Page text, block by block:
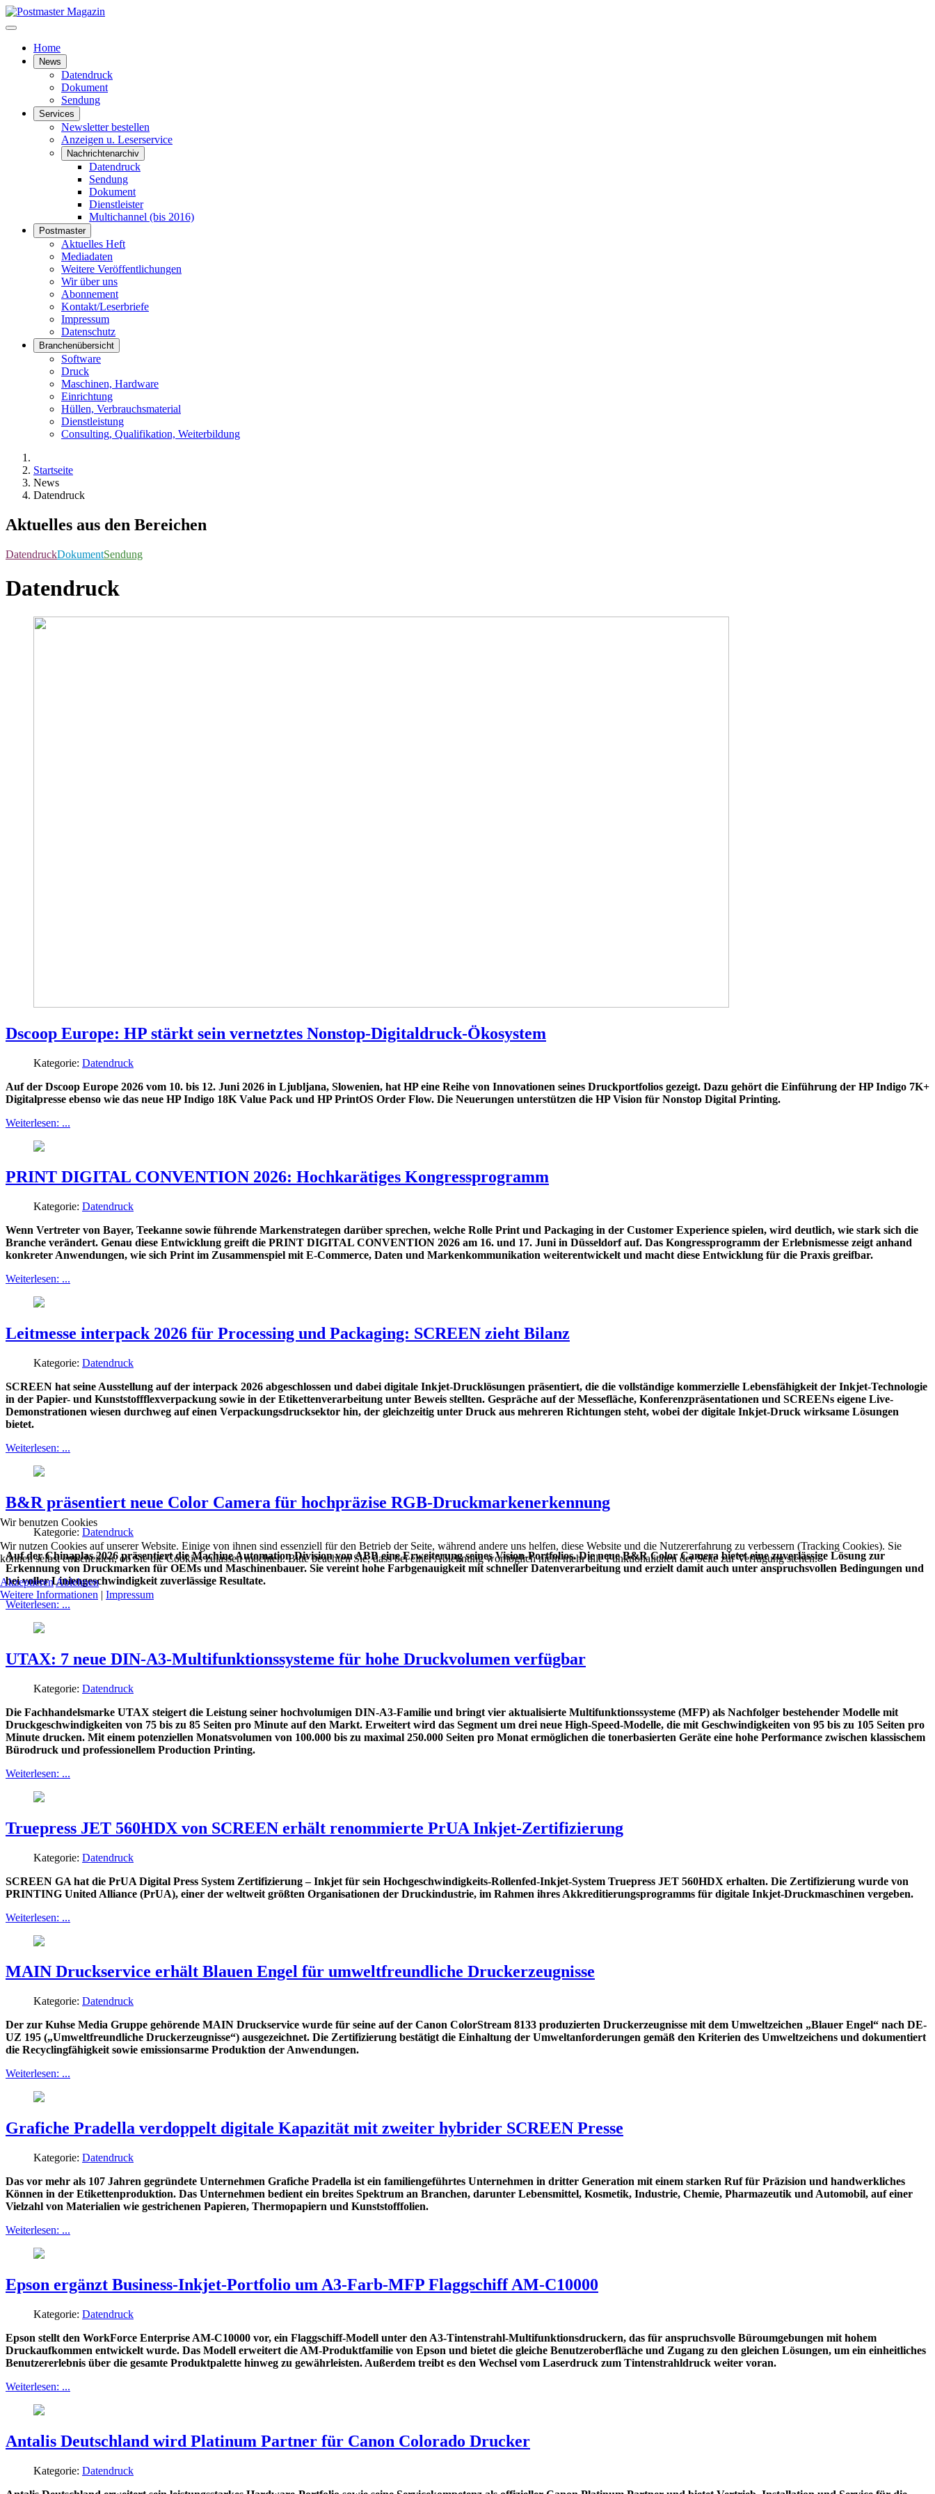
Home
News
Datendruck
Dokument
Sendung
Services
Newsletter bestellen
Anzeigen u. Leserservice
Nachrichtenarchiv
Datendruck
Sendung
Dokument
Dienstleister
Multichannel (bis 2016)
Postmaster
Aktuelles Heft
Mediadaten
Weitere Veröffentlichungen
Wir über uns
Abonnement
Kontakt/Leserbriefe
Impressum
Datenschutz
Branchenübersicht
Software
Druck
Maschinen, Hardware
Einrichtung
Hüllen, Verbrauchsmaterial
Dienstleistung
Consulting, Qualifikation, Weiterbildung
Startseite
News
Datendruck
Aktuelles aus den Bereichen
DatendruckDokumentSendung
Datendruck
Dscoop Europe: HP stärkt sein vernetztes Nonstop-Digitaldruck-Ökosystem
Kategorie: Datendruck
Auf der Dscoop Europe 2026 vom 10. bis 12. Juni 2026 in Ljubljana, Slowenien, hat HP eine Reihe von Innovationen seines Druckportfolios gezeigt. Dazu gehört die Einführung der HP Indigo 7K+
Digitalpresse ebenso wie das neue HP Indigo 18K Value Pack und HP PrintOS Order Flow. Die Neuerungen unterstützen die HP Vision für Nonstop Digital Printing.
Weiterlesen: ...
PRINT DIGITAL CONVENTION 2026: Hochkarätiges Kongressprogramm
Kategorie: Datendruck
Wenn Vertreter von Bayer, Teekanne sowie führende Markenstrategen darüber sprechen, welche Rolle Print und Packaging in der Customer Experience spielen, wird deutlich, wie stark sich die
Branche verändert. Genau diese Entwicklung greift die PRINT DIGITAL CONVENTION 2026 am 16. und 17. Juni in Düsseldorf auf. Das Kongressprogramm der Erlebnismesse zeigt anhand
konkreter Anwendungen, wie sich Print im Zusammenspiel mit E-Commerce, Daten und Markenkommunikation weiterentwickelt und macht diese Entwicklung für die Praxis greifbar.
Weiterlesen: ...
Leitmesse interpack 2026 für Processing und Packaging: SCREEN zieht Bilanz
Kategorie: Datendruck
SCREEN hat seine Ausstellung auf der interpack 2026 abgeschlossen und dabei digitale Inkjet-Drucklösungen präsentiert, die die vollständige kommerzielle Lebensfähigkeit der Inkjet-Technologie
in der Papier- und Kunststoffflexverpackung sowie in der Etikettenverarbeitung unter Beweis stellten. Gespräche auf der Messefläche, Konferenzpräsentationen und SCREENs eigene Live-
Demonstrationen wiesen durchweg auf einen Verpackungsdrucksektor hin, der gleichzeitig unter Druck aus mehreren Richtungen steht, wobei der digitale Inkjet-Druck wirksame Lösungen
bietet.
Weiterlesen: ...
B&R präsentiert neue Color Camera für hochpräzise RGB-Druckmarkenerkennung
Kategorie: Datendruck
Auf der Chinaplas 2026 präsentiert die Machine Automation Division von ABB eine Erweiterung seines Vision-Portfolios. Die neue B&R Color Camera bietet eine zuverlässige Lösung zur
Erkennung von Druckmarken für OEMs und Maschinenbauer. Sie vereint hohe Farbgenauigkeit mit schneller Datenverarbeitung und erzielt damit auch unter anspruchsvollen Bedingungen und
bei voller Liniengeschwindigkeit zuverlässige Resultate.
Weiterlesen: ...
UTAX: 7 neue DIN-A3-Multifunktionssysteme für hohe Druckvolumen verfügbar
Kategorie: Datendruck
Die Fachhandelsmarke UTAX steigert die Leistung seiner hochvolumigen DIN-A3-Familie und bringt vier aktualisierte Multifunktionssysteme (MFP) als Nachfolger bestehender Modelle mit
Druckgeschwindigkeiten von 75 bis zu 85 Seiten pro Minute auf den Markt. Erweitert wird das Segment um drei neue High-Speed-Modelle, die mit Geschwindigkeiten von 95 bis zu 105 Seiten pro
Minute drucken. Mit einem potenziellen Monatsvolumen von 100.000 bis zu maximal 250.000 Seiten pro Monat ermöglichen die tonerbasierten Geräte eine hohe Performance zwischen klassischem
Bürodruck und professionellem Production Printing.
Weiterlesen: ...
Truepress JET 560HDX von SCREEN erhält renommierte PrUA Inkjet-Zertifizierung
Kategorie: Datendruck
SCREEN GA hat die PrUA Digital Press System Zertifizierung – Inkjet für sein Hochgeschwindigkeits-Rollenfed-Inkjet-System Truepress JET 560HDX erhalten. Die Zertifizierung wurde von
PRINTING United Alliance (PrUA), einer der weltweit größten Organisationen der Druckindustrie, im Rahmen ihres Akkreditierungsprogramms für digitale Inkjet-Druckmaschinen vergeben.
Weiterlesen: ...
MAIN Druckservice erhält Blauen Engel für umweltfreundliche Druckerzeugnisse
Kategorie: Datendruck
Der zur Kuhse Media Gruppe gehörende MAIN Druckservice wurde für seine auf der Canon ColorStream 8133 produzierten Druckerzeugnisse mit dem Umweltzeichen „Blauer Engel“ nach DE-
UZ 195 („Umweltfreundliche Druckerzeugnisse“) ausgezeichnet. Die Zertifizierung bestätigt die Einhaltung der Umweltanforderungen gemäß den Kriterien des Umweltzeichens und dokumentiert
die Recyclingfähigkeit sowie emissionsarme Produktion der Anwendungen.
Weiterlesen: ...
Grafiche Pradella verdoppelt digitale Kapazität mit zweiter hybrider SCREEN Presse
Kategorie: Datendruck
Das vor mehr als 107 Jahren gegründete Unternehmen Grafiche Pradella ist ein familiengeführtes Unternehmen in dritter Generation mit einem starken Ruf für Präzision und handwerkliches
Können in der Etikettenproduktion. Das Unternehmen bedient ein breites Spektrum an Branchen, darunter Lebensmittel, Kosmetik, Industrie, Chemie, Pharmazeutik und Automobil, auf einer
Vielzahl von Materialien wie gestrichenen Papieren, Thermopapiern und Kunststofffolien.
Weiterlesen: ...
Epson ergänzt Business-Inkjet-Portfolio um A3-Farb-MFP Flaggschiff AM-C10000
Kategorie: Datendruck
Epson stellt den WorkForce Enterprise AM-C10000 vor, ein Flaggschiff-Modell unter den A3-Tintenstrahl-Multifunktionsdruckern, das für anspruchsvolle Büroumgebungen mit hohem
Druckaufkommen entwickelt wurde. Das Modell erweitert die AM-Produktfamilie von Epson und bietet die gleiche Benutzeroberfläche und Zugang zu den gleichen Lösungen, um ein einheitliches
Benutzererlebnis über die gesamte Produktpalette hinweg zu gewährleisten. Außerdem treibt es den Wechsel vom Laserdruck zum Tintenstrahldruck weiter voran.
Weiterlesen: ...
Antalis Deutschland wird Platinum Partner für Canon Colorado Drucker
Kategorie: Datendruck
Wir benutzen Cookies
Wir nutzen Cookies auf unserer Website. Einige von ihnen sind essenziell für den Betrieb der Seite, während andere uns helfen, diese Website und die Nutzererfahrung zu verbessern (Tracking Cookies). Sie
können selbst entscheiden, ob Sie die Cookies zulassen möchten. Bitte beachten Sie, dass bei einer Ablehnung womöglich nicht mehr alle Funktionalitäten der Seite zur Verfügung stehen.
AkzeptierenAblehnen
Weitere Informationen | Impressum